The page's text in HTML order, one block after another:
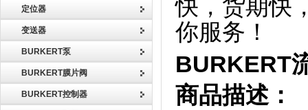
定位器
变送器
BURKERT泵
BURKERT膜片阀
BURKERT控制器
快，货期快
你服务！
BURKERT
商品描述：